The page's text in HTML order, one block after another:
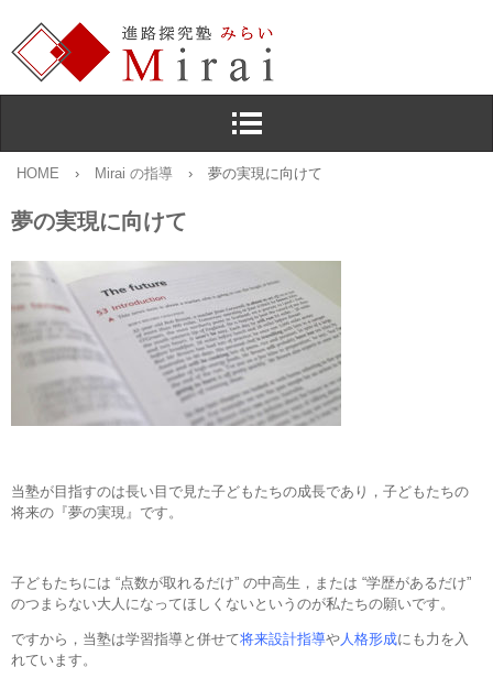
HOME › Mirai の指導 › 夢の実現に向けて
夢の実現に向けて
当塾が目指すのは長い目で見た子どもたちの成長であり，子どもたちの
将来の『夢の実現』です。
子どもたちには “点数が取れるだけ” の中高生，または “学歴があるだけ”
のつまらない大人になってほしくないというのが私たちの願いです。
ですから，当塾は学習指導と併せて将来設計指導や人格形成にも力を入
れています。